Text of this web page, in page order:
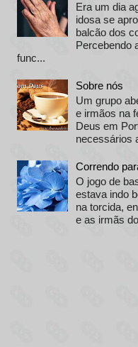
Era um dia
idosa se
balcão dos
Percebendo
func...
Sobre nós
Um grupo
e irmãos na
Deus em
necessários
Correndo
O jogo de
estava indo
na torcida,
e as irmãs